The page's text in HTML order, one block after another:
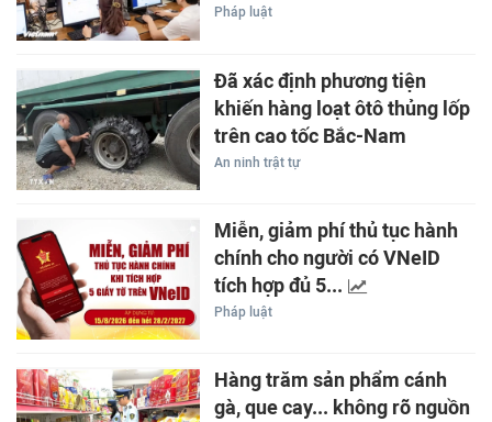
Pháp luật
Đã xác định phương tiện
khiến hàng loạt ôtô thủng lốp
trên cao tốc Bắc-Nam
An ninh trật tự
Miễn, giảm phí thủ tục hành
chính cho người có VNeID
tích hợp đủ 5...
Pháp luật
Hàng trăm sản phẩm cánh
gà, que cay... không rõ nguồn